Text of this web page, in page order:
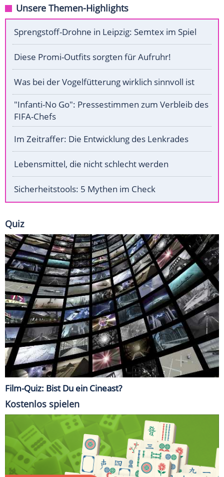
Unsere Themen-Highlights
Sprengstoff-Drohne in Leipzig: Semtex im Spiel
Diese Promi-Outfits sorgten für Aufruhr!
Was bei der Vogelfütterung wirklich sinnvoll ist
"Infanti-No Go": Pressestimmen zum Verbleib des
FIFA-Chefs
Im Zeitraffer: Die Entwicklung des Lenkrades
Lebensmittel, die nicht schlecht werden
Sicherheitstools: 5 Mythen im Check
Quiz
Film-Quiz: Bist Du ein Cineast?
Kostenlos spielen